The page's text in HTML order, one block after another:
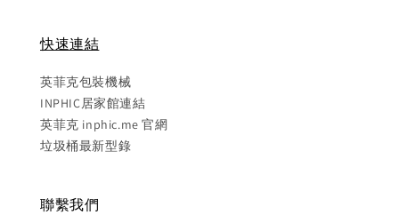
快速連結
英菲克包裝機械
INPHIC居家館連結
英菲克 inphic.me 官網
垃圾桶最新型錄
聯繫我們